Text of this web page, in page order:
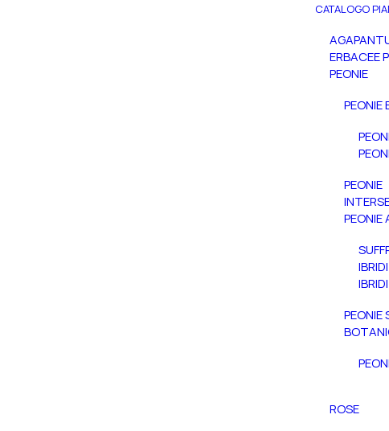
CATALOGO
ERBACEE
PEONIE
PEONIE
PEONIE
PEONIE
PEONIE
ROSE